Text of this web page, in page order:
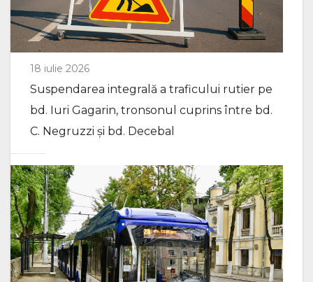
18 iulie 2026
Suspendarea integrală a traficului rutier pe
bd. Iuri Gagarin, tronsonul cuprins între bd.
C. Negruzzi și bd. Decebal